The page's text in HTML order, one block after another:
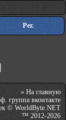
Рег.
» На главную
группа вконтакте
© WorldByte.NET
™ 2012-2026